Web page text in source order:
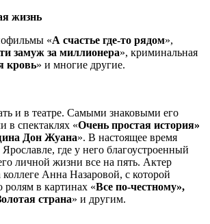
жизнь
«А счастье где-то рядом»,
замуж за миллионера», криминальная
кровь» и многие другие.
и в театре. Самыми знаковыми его
в спектаклях «Очень простая история»
Дон Жуана». В настоящее время
где у него благоустроенный
личной жизни все на пять. Актер
коллеге Анна Назаровой, с которой
ролям в картинах «Все по-честному»,
страна» и другим.